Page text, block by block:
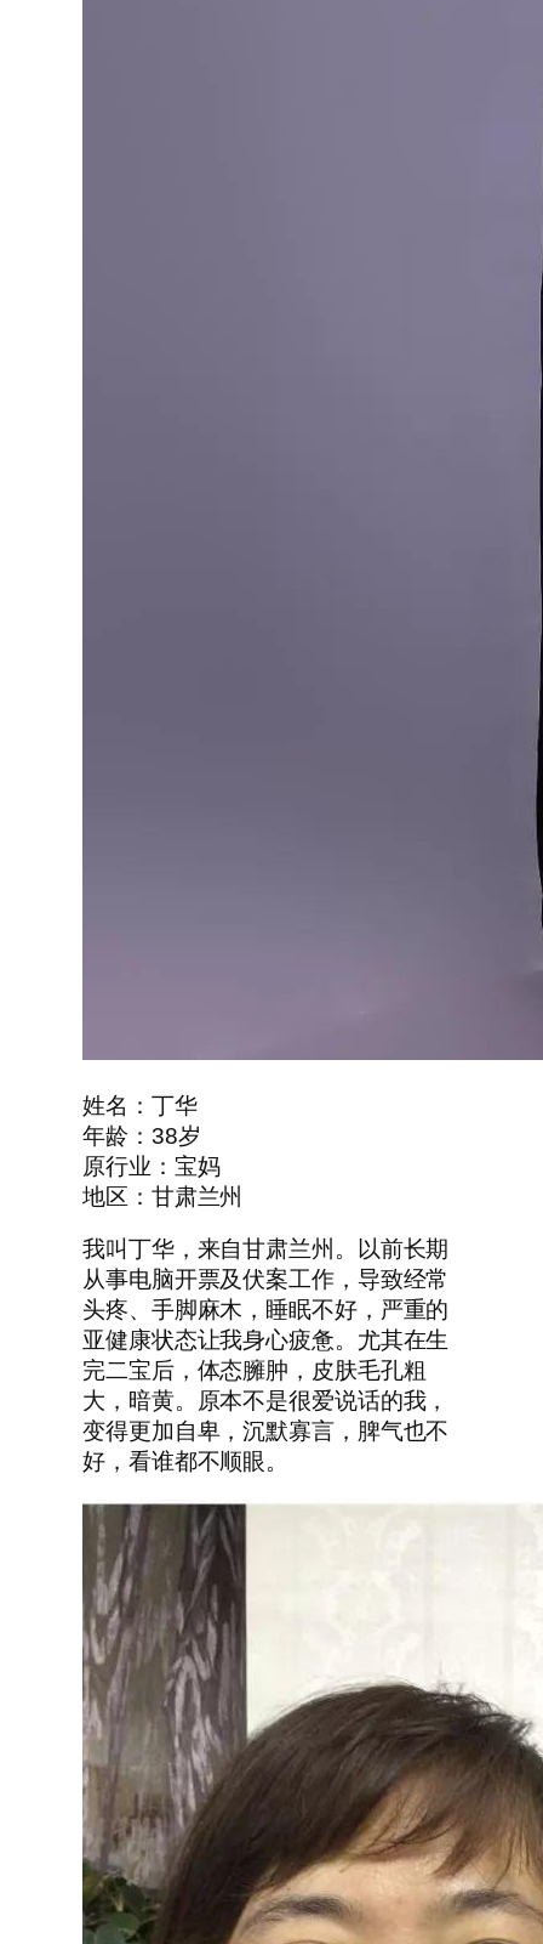
姓名：丁华
年龄：38岁
原行业：宝妈
地区：甘肃兰州
我叫丁华，来自甘肃兰州。以前长期
从事电脑开票及伏案工作，导致经常
头疼、手脚麻木，睡眠不好，严重的
亚健康状态让我身心疲惫。尤其在生
完二宝后，体态臃肿，皮肤毛孔粗
大，暗黄。原本不是很爱说话的我，
变得更加自卑，沉默寡言，脾气也不
好，看谁都不顺眼。